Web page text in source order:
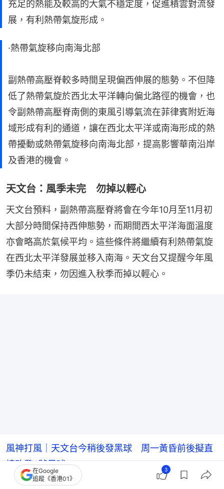
充足的熱能及較高的大氣不穩定度，促進積雲對流發
展，有利熱帶氣旋形成。
·熱帶氣旋移向南海北部
副熱帶高壓脊較多時間呈現偏西伸展的態勢。不但降
低了熱帶氣旋於西北太平洋轉向偏北路徑的機會，也
令副熱帶高壓脊南側的東風引導氣流在菲律賓附近海
域形成有利的通道，讓在西北太平洋或南海形成的熱
帶擾動或熱帶氣旋移向南海北部，提高影響華南沿岸
及香港的機會。
天文台：風季未完 勿掉以輕心
天文台預料，副熱帶高壓脊將會在今年10月至11月初
大部分時間保持西伸態勢，而期間西太平洋海面溫度
亦會略高於氣候平均。這些條件將繼續有利熱帶氣旋
在西北太平洋發展並移入南海。天文台又提醒今年風
季仍未結束，勿因進入秋季而掉以輕心。
風神打風｜天文台今稍後發黑球 周一黃昏前後擬直
接改發3號風球
風神打風｜天文台擬下周一發3號風球 周二最近
在Google
追蹤《香港01》
3